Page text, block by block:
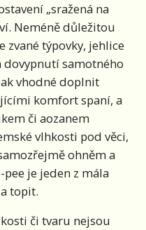
„sražená na
Neméně důležitou
zvané týpovky, jehlice
dovypnutí samotného
vhodné doplnit
komfort spaní, a
či aozanem
vlhkosti pod věci,
ohněm a
je jeden z mála
topit.
či tvaru nejsou